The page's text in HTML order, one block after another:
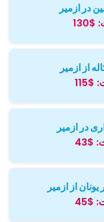
در ازمیر
$130
از ازمیر
$115
در ازمیر
$43
از ازمیر
$45